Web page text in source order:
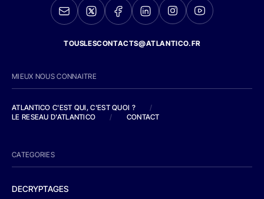
TOUSLESCONTACTS@ATLANTICO.FR
MIEUX NOUS CONNAITRE
ATLANTICO C'EST QUI, C'EST QUOI ?
/
LE RESEAU D'ATLANTICO
/ CONTACT
CATEGORIES
DECRYPTAGES